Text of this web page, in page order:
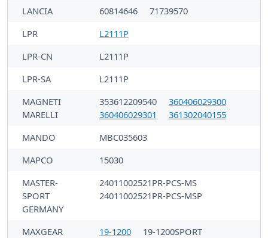
LANCIA 60814646
71739570
LPR
L2111P
LPR-CN
L2111P
LPR-SA
L2111P
MAGNETI
MARELLI
353612209540
360406029300
360406029301
361302040155
MANDO
MBC035603
MAPCO
15030
MASTER-
SPORT
GERMANY
24011002521PR-PCS-MS
24011002521PR-PCS-MSP
MAXGEAR 19-1200
19-1200SPORT